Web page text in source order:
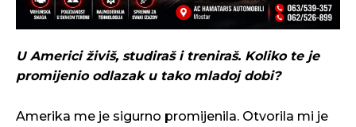
U Americi živiš, studiraš i treniraš. Koliko te je
promijenio odlazak u tako mladoj dobi?
Amerika me je sigurno promijenila. Otvorila mi je